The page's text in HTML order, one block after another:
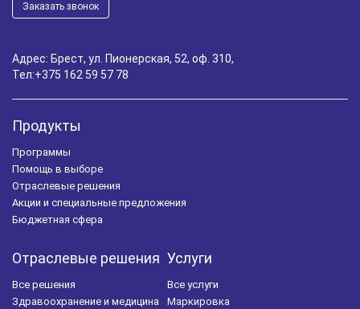
Заказать звонок
Адрес: Брест, ул. Пионерская, 52, оф. 310,
Тел:+375 162 59 57 78
Продукты
Программы
Помощь в выборе
Отраслевые решения
Акции и специальные предложения
Бюджетная сфера
Отраслевые решения
Все решения
Здравоохранение и медицина
Услуги
Все услуги
Маркировка